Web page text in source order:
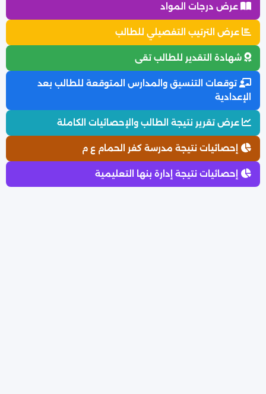
عرض درجات المواد
عرض الترتيب التفصيلي للطالب
شهادة التقدير للطالب تقى
توقعات التنسيق والمدارس المتوقعة للطالب بعد
الإعدادية
عرض تقرير نتيجة الطالب والإحصائيات الكاملة
إحصائيات نتيجة مدرسة كفر الحمام ع م
إحصائيات نتيجة إدارة بنها التعليمية